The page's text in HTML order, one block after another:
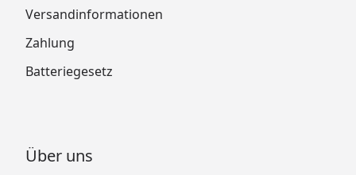
Versandinformationen
Zahlung
Batteriegesetz
Über uns